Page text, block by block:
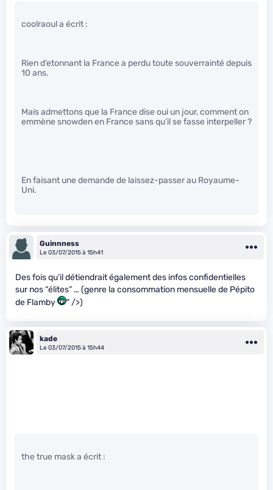
coolraoul a écrit :
Rien d’etonnant la France a perdu toute souverrainté depuis
10 ans.
Mais admettons que la France dise oui un jour, comment on
emmène snowden en France sans qu’il se fasse interpeller ?
En faisant une demande de laissez-passer au Royaume-
Uni.
Guinnness
Le 03/07/2015 à 15h41
Des fois qu’il détiendrait également des infos confidentielles
sur nos “élites” … (genre la consommation mensuelle de Pépito
de Flamby
" />)
kade
Le 03/07/2015 à 15h44
the true mask a écrit :